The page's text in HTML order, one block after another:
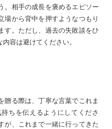
。相手の成長を褒めるエピソー
場から背中を押すようなつもり
す。ただし、過去の失敗談をひ
容は避けてください。
贈る際は、丁寧な言葉でこれま
ちを伝えるようにしてくださ
が、これまで一緒に行ってきた